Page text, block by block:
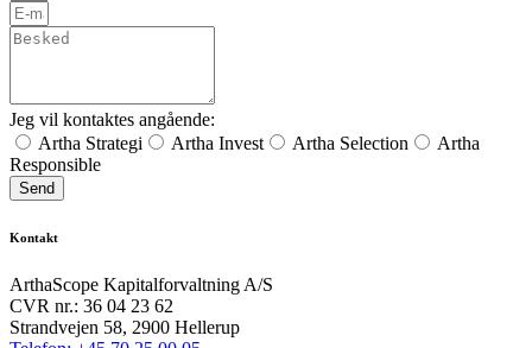
Jeg vil kontaktes angående:
Artha Strategi
Artha Invest Artha Selection
Artha
Responsible
Send
Kontakt
ArthaScope Kapitalforvaltning A/S
CVR nr.: 36 04 23 62
Strandvejen 58, 2900 Hellerup